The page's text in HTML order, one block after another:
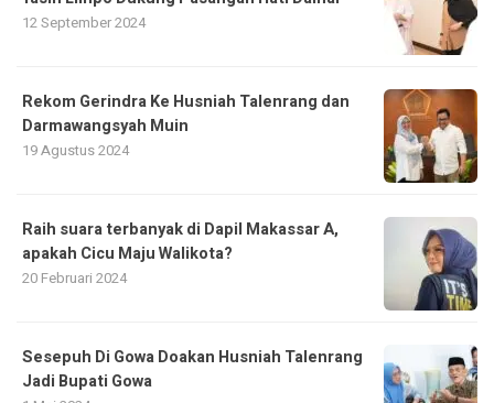
12 September 2024
Rekom Gerindra Ke Husniah Talenrang dan
Darmawangsyah Muin
19 Agustus 2024
Raih suara terbanyak di Dapil Makassar A,
apakah Cicu Maju Walikota?
20 Februari 2024
Sesepuh Di Gowa Doakan Husniah Talenrang
Jadi Bupati Gowa